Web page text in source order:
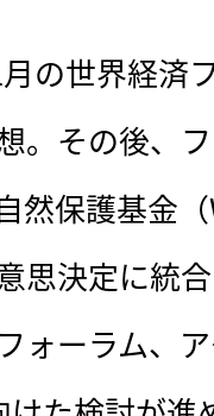
の世界経済
。その後、
然保護基金
思決定に統
ォーラム、